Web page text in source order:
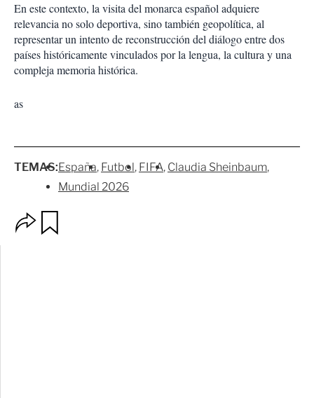
En este contexto, la visita del monarca español adquiere
relevancia no solo deportiva, sino también geopolítica, al
representar un intento de reconstrucción del diálogo entre dos
países históricamente vinculados por la lengua, la cultura y una
compleja memoria histórica.
as
TEMAS:España Futbol FIFA Claudia Sheinbaum
Mundial 2026